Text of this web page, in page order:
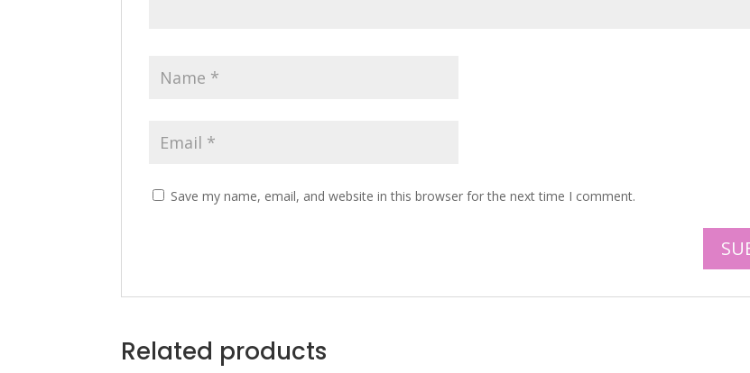
Save my name, email, and website in this browser for the next time I comment.
Related products